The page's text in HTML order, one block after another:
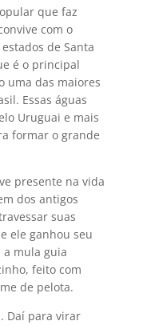
que faz
com o
de Santa
é o principal
uma das maiores
Essas águas
Uruguai e mais
formar o grande
presente na vida
dos antigos
suas
ele ganhou seu
a mula guia
feito com
de pelota.
Daí para virar